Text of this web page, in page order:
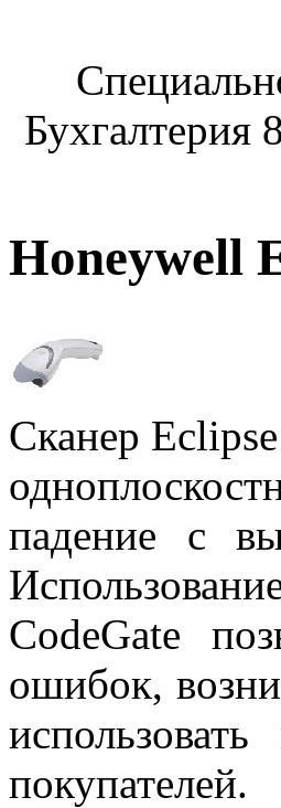
Бухгалтерия
Honeywell
Сканер
падение с
CodeGate
ошибок,
покупателей.